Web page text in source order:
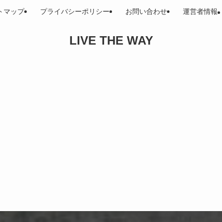
LIVE THE WAY
マップ プライバシーポリシー お問い合わせ 運営者情報